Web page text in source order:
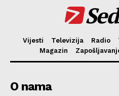
Vijesti Televizija Radio
Magazin
O nama